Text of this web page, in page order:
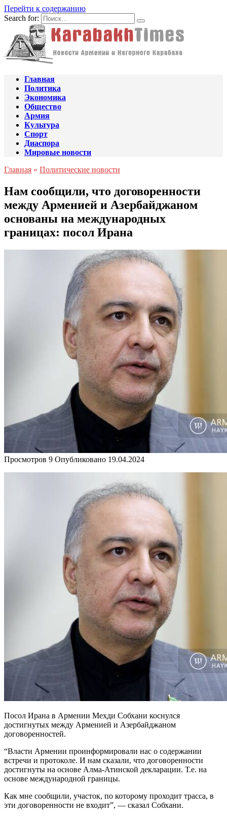
Перейти к содержанию
Search for:
Главная
Политика
Экономика
Общество
Армия
Культура
Спорт
Диаспора
Мировые новости
Главная » Политические новости
Нам сообщили, что договоренности
между Арменией и Азербайджаном
основаны на международных
границах: посол Ирана
Просмотров 9 Опубликовано 19.04.2024
Посол Ирана в Армении Мехди Собхани коснулся
достигнутых между Арменией и Азербайджаном
договоренностей.
“Власти Армении проинформировали нас о содержании
встречи и протоколе. И нам сказали, что договоренности
достигнуты на основе Алма-Атинской декларации. Т.е. на
основе международной границы.
Как мне сообщили, участок, по которому проходит трасса, в
эти договоренности не входит”, — сказал Собхани.